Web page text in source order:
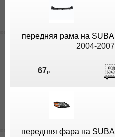
передняя рама на
2004-2007
67р.
передняя фара на